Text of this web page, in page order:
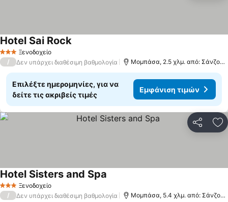
3 ΑστέριαΞενοδοχείο
Hotel Sai Rock
/ Δεν υπάρχει διαθέσιμη βαθμολογία Μομπάσα, 2.5 χλμ. από: Σάνζου Μπιτς
Επιλέξτε ημερομηνίες, για να
δείτε τις ακριβείς τιμές
Εμφάνιση τιμών
3 ΑστέριαΞενοδοχείο
Hotel Sisters and Spa
/ Δεν υπάρχει διαθέσιμη βαθμολογία Μομπάσα, 5.4 χλμ. από: Σάνζου Μπιτς